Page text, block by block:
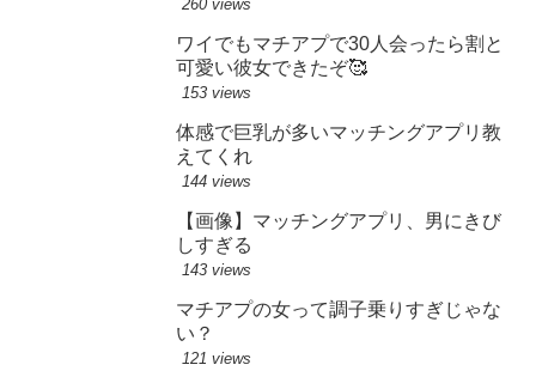
260 views
ワイでもマチアプで30人会ったら割と
可愛い彼女できたぞ🥰
153 views
体感で巨乳が多いマッチングアプリ教
えてくれ
144 views
【画像】マッチングアプリ、男にきび
しすぎる
143 views
マチアプの女って調子乗りすぎじゃな
い？
121 views